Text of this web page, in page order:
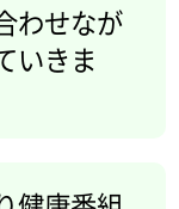
わせなが
いきま